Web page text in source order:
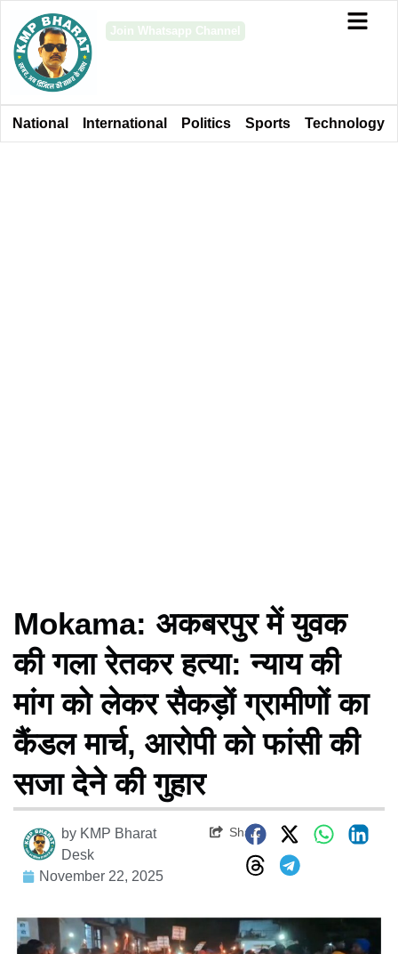
Join Whatsapp Channel
National International Politics Sports Technology
Mokama: अकबरपुर में युवक
की गला रेतकर हत्या: न्याय की
मांग को लेकर सैकड़ों ग्रामीणों का
कैंडल मार्च, आरोपी को फांसी की
सजा देने की गुहार
by KMP Bharat
Desk
November 22, 2025
Share